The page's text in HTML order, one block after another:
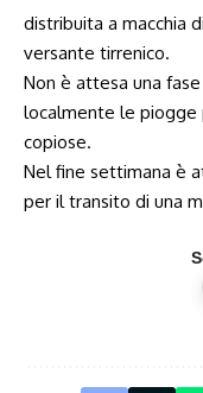
distribuita a macchia
versante tirrenico.
Non è attesa una
localmente le piogge
copiose.
Nel fine settimana è
per il transito di una